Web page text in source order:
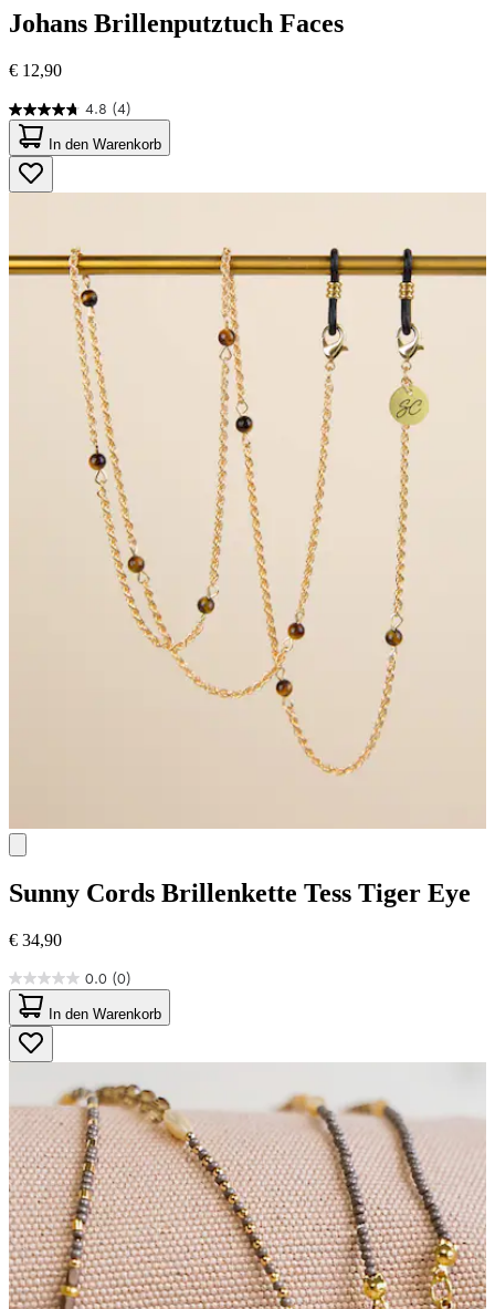
Johans Brillenputztuch Faces
€ 12,90
4.8 (4)
4.8
von
5
Sternen.
4
In den Warenkorb
Sunny Cords Brillenkette Tess Tiger Eye
€ 34,90
0.0 (0)
0.0
von
5
Sternen.
In den Warenkorb